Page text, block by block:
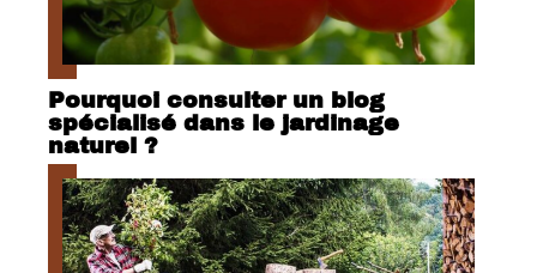
Pourquoi consulter un blog
spécialisé dans le jardinage
naturel ?